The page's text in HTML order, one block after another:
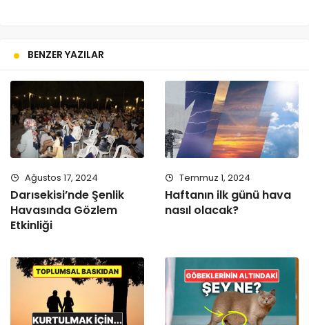
BENZER YAZILAR
Ağustos 17, 2024
Darısekisi’nde Şenlik
Havasında Gözlem
Etkinliği
Temmuz 1, 2024
Haftanın ilk günü hava
nasıl olacak?